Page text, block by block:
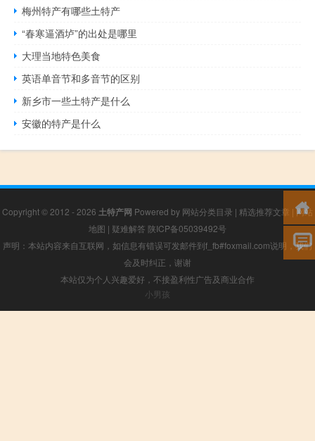
梅州特产有哪些土特产
“春寒逼酒垆”的出处是哪里
大理当地特色美食
英语单音节和多音节的区别
新乡市一些土特产是什么
安徽的特产是什么
Copyright © 2012 - 2026 土特产网 Powered by 网站分类目录 | 精选推荐文章 |网站
地图 | 疑难解答 陕ICP备05039492号
声明：本站内容来自互联网，如信息有错误可发邮件到f_fb#foxmail.com说明，我们
会及时纠正，谢谢
本站仅为个人兴趣爱好，不接盈利性广告及商业合作
小男孩